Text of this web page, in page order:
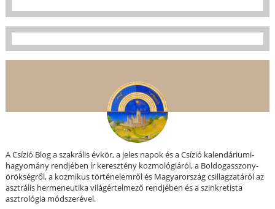
A Csízió Blog a szakrális évkör, a jeles napok és a Csízió kalendáriumi-
hagyomány rendjében ír keresztény kozmológiáról, a Boldogasszony-
örökségről, a kozmikus történelemről és Magyarország csillagzatáról az
asztrális hermeneutika világértelmező rendjében és a szinkretista
asztrológia módszerével.